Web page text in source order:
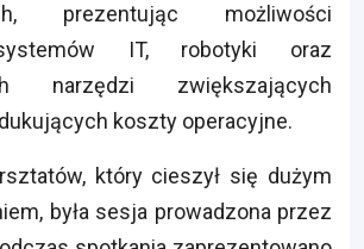
prezentując możliwości
IT, robotyki oraz
narzędzi zwiększających
koszty operacyjne.
który cieszył się dużym
była sesja prowadzona przez